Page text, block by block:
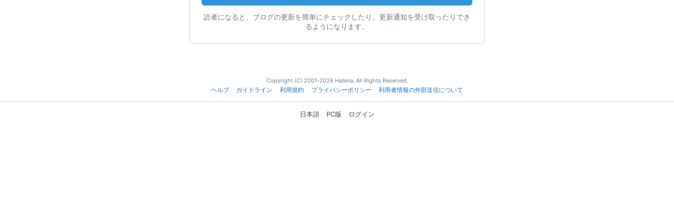
読者になると、ブログの更新を簡単にチェックしたり、更新通知を受け取ったりでき
るようになります。
Copyright (C) 2001-2026 Hatena. All Rights Reserved.
ヘルプ
ガイドライン 利用規約 プライバシーポリシー 利用者情報の外部送信について
日本語 PC版 ログイン